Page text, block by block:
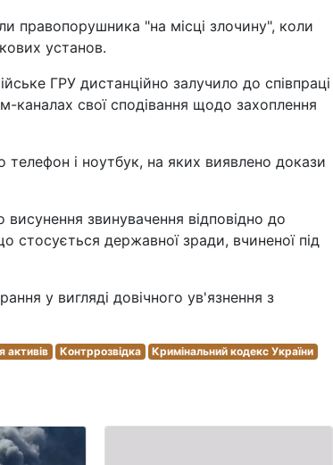
правопорушника "на місці злочину", коли
установ.
ГРУ дистанційно залучило до співпраці
каналах свої сподівання щодо захоплення
телефон і ноутбук, на яких виявлено докази
звинувачення відповідно до
стосується державної зради, вчиненої під
у вигляді довічного ув'язнення з
активів Контррозвідка
Кримінальний кодекс України